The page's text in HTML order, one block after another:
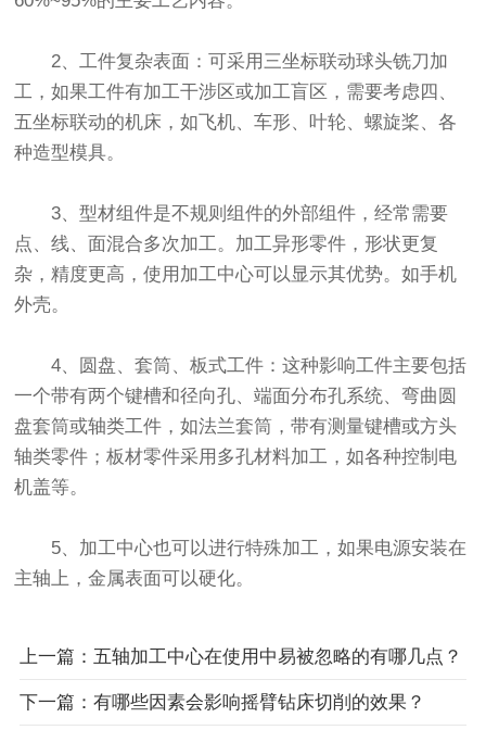
2、工件复杂表面：可采用三坐标联动球头铣刀加
工，如果工件有加工干涉区或加工盲区，需要考虑四、
五坐标联动的机床，如飞机、车形、叶轮、螺旋桨、各
种造型模具。
3、型材组件是不规则组件的外部组件，经常需要
点、线、面混合多次加工。加工异形零件，形状更复
杂，精度更高，使用加工中心可以显示其优势。如手机
外壳。
4、圆盘、套筒、板式工件：这种影响工件主要包括
一个带有两个键槽和径向孔、端面分布孔系统、弯曲圆
盘套筒或轴类工件，如法兰套筒，带有测量键槽或方头
轴类零件；板材零件采用多孔材料加工，如各种控制电
机盖等。
5、加工中心也可以进行特殊加工，如果电源安装在
主轴上，金属表面可以硬化。
上一篇：五轴加工中心在使用中易被忽略的有哪几点？
下一篇：有哪些因素会影响摇臂钻床切削的效果？